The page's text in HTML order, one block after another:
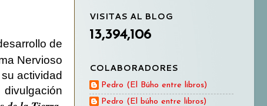
de
Nervioso
actividad
VISITAS AL BLOG
13,394,106
COLABORADORES
Pedro (El Búho entre libros)
Pedro (El búho entre libros)